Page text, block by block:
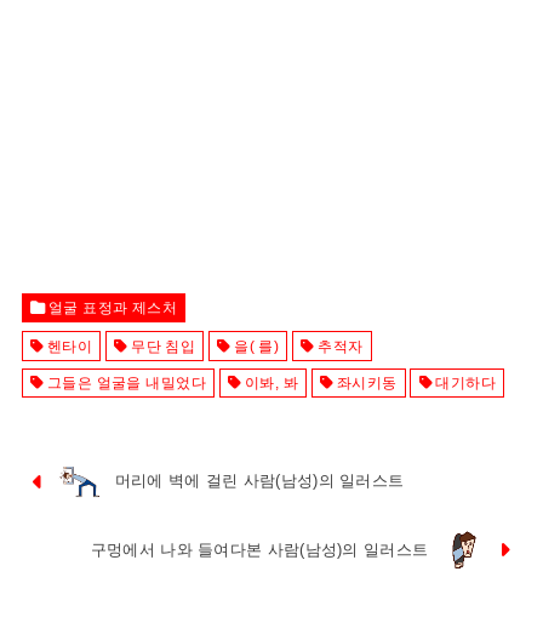
얼굴 표정과 제스처
헨타이 무단 침입 을( 를) 추적자
그들은 얼굴을 내밀었다 이봐, 봐 좌시키동 대기하다
머리에 벽에 걸린 사람(남성)의 일러스트
구멍에서 나와 들여다본 사람(남성)의 일러스트